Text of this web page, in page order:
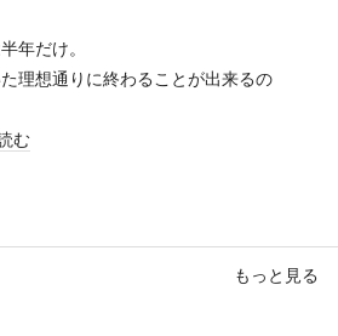
年だけ。
理想通りに終わることが出来るの
む
もっと見る